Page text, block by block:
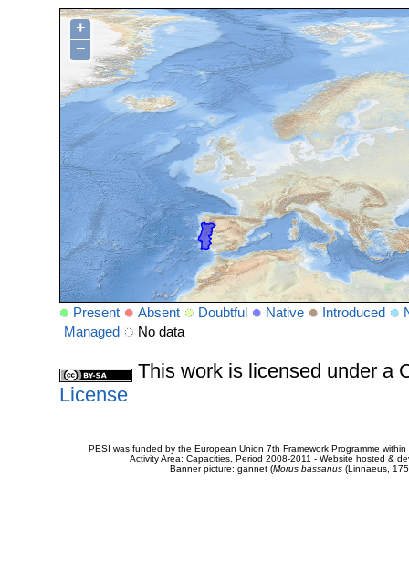
+
−
Present Absent Doubtful Native Introduced
Managed
No data
This work is licensed under a
License
PESI was funded by the European Union 7th Framework Programme
Activity Area: Capacities. Period 2008-2011 - Website hosted &
Banner picture: gannet (Morus bassanus(Linnaeus,